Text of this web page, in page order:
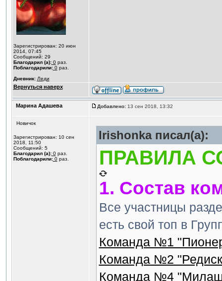
Зарегистрирован: 20 июн
2014, 07:45
Сообщений: 29
Благодарил (а):0раз.
Поблагодарили:0раз.
Дневник: Леди
Вернуться наверх
Марина Адашева Добавлено:13 сен 2018, 13:32
Новичок
Зарегистрирован: 10 сен
2018, 11:50
Сообщений: 5
Благодарил (а):0раз.
Поблагодарили:0раз.
Irishonka писал(а):
ПРАВИЛА
1. Состав
Все участницы
есть свой топ в
Команда №1
Команда №2
Команда №4